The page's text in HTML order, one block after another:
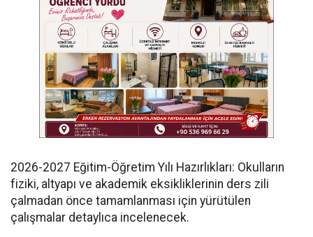
​2026-2027 Eğitim-Öğretim Yılı Hazırlıkları: Okulların
fiziki, altyapı ve akademik eksikliklerinin ders zili
çalmadan önce tamamlanması için yürütülen
çalışmalar detaylıca incelenecek.